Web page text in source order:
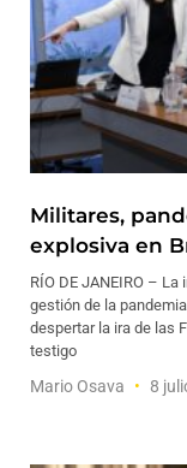
Militares,
explosiva en
RÍO DE JANEIRO –
gestión de la
despertar la ira de las
testigo
Mario Osava 8